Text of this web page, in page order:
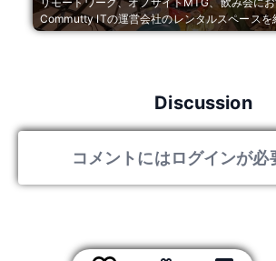
Commutty ITの運営会社のレンタルスペースを
Discussion
コメントにはログインが必